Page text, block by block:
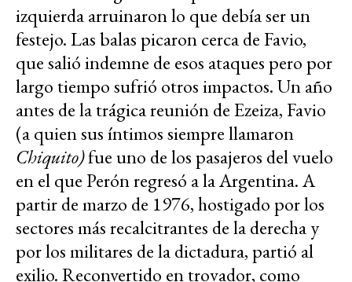
izquierda arruinaron lo que debía ser un
festejo. Las balas picaron cerca de Favio,
que salió indemne de esos ataques pero por
largo tiempo sufrió otros impactos. Un año
antes de la trágica reunión de Ezeiza, Favio
(a quien sus íntimos siempre llamaron
Chiquito)fue uno de los pasajeros del vuelo
en el que Perón regresó a la Argentina. A
partir de marzo de 1976, hostigado por los
sectores más recalcitrantes de la derecha y
por los militares de la dictadura, partió al
exilio. Reconvertido en trovador, como